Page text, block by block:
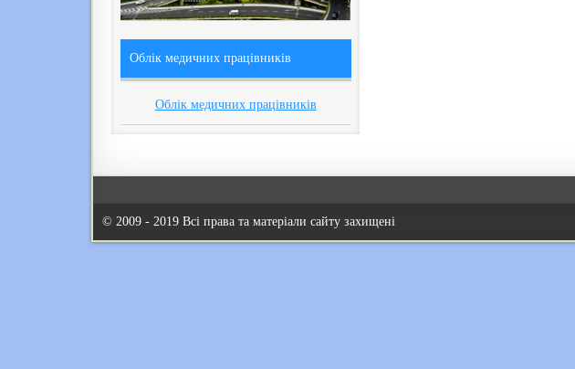
Облік медичних працівників
Облік медичних працівників
© 2009 - 2019 Всі права та матеріали сайту захищені